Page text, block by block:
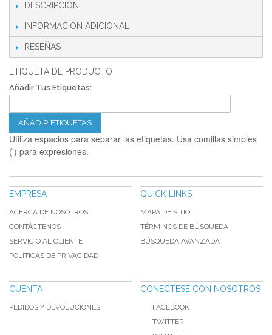
DESCRIPCIÓN
INFORMACIÓN ADICIONAL
RESEÑAS
ETIQUETA DE PRODUCTO
Añadir Tus Etiquetas:
AÑADIR ETIQUETAS
Utiliza espacios para separar las etiquetas. Usa comillas simples
(') para expresiones.
EMPRESA
ACERCA DE NOSOTROS
CONTÁCTENOS
SERVICIO AL CLIENTE
POLÍTICAS DE PRIVACIDAD
QUICK LINKS
MAPA DE SITIO
TÉRMINOS DE BÚSQUEDA
BÚSQUEDA AVANZADA
CUENTA
PEDIDOS Y DEVOLUCIONES
CONECTESE CON NOSOTROS
FACEBOOK
TWITTER